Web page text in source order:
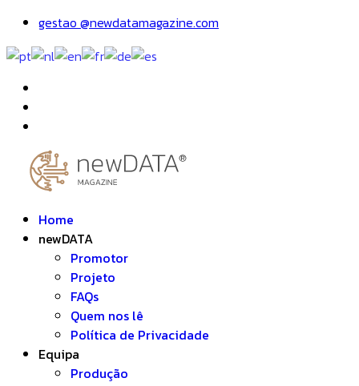
gestao @newdatamagazine.com
Home
newDATA
Promotor
Projeto
FAQs
Quem nos lê
Política de Privacidade
Equipa
Produção